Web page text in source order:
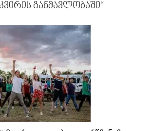
განმავლობაში“